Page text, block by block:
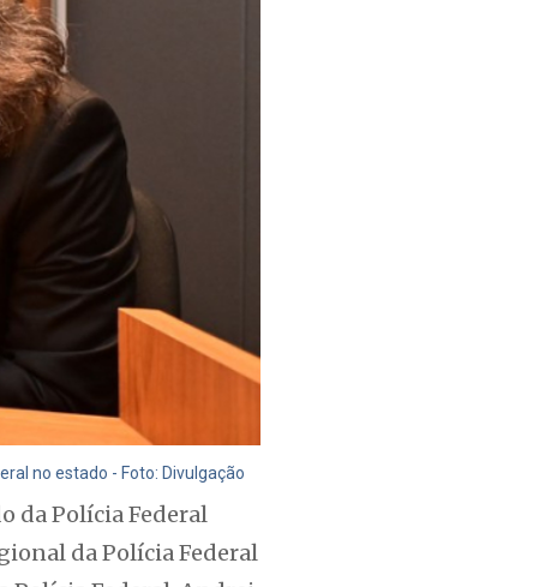
no estado - Foto: Divulgação
da Polícia Federal
da Polícia Federal